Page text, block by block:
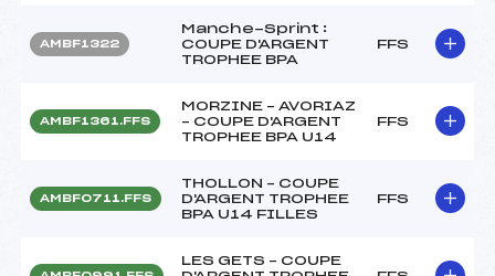
AMBF1322
Manche-Sprint :
COUPE D'ARGENT
TROPHEE BPA
FFS
AMBF1361.FFS
MORZINE – AVORIAZ
– COUPE D'ARGENT
TROPHEE BPA U14
FFS
AMBF0711.FFS
THOLLON – COUPE
D'ARGENT TROPHEE
BPA U14 FILLES
FFS
LES GETS – COUPE